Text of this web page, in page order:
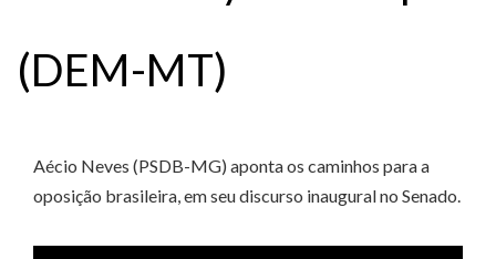
(DEM-MT)
Aécio Neves (PSDB-MG) aponta os caminhos para a
oposição brasileira, em seu discurso inaugural no Senado.